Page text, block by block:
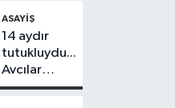
çok sayıda
ölü ve yaralı
var
ASAYIŞ
14 aydır
tutukluydu...
Avcılar
Belediye